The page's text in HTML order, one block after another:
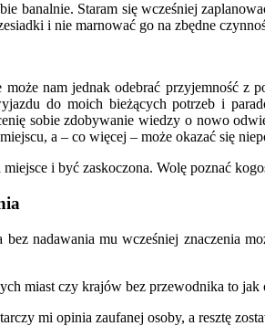
banalnie. Staram się wcześniej
i nie marnować go na zbędne
może nam jednak odebrać przyjemność
do moich bieżących potrzeb i
sobie zdobywanie wiedzy o nowo
a – co więcej – może okazać się
i być zaskoczona. Wolę poznać
bez nadawania mu wcześniej znaczenia
miast czy krajów bez przewodnika to
mi opinia zaufanej osoby, a resztę